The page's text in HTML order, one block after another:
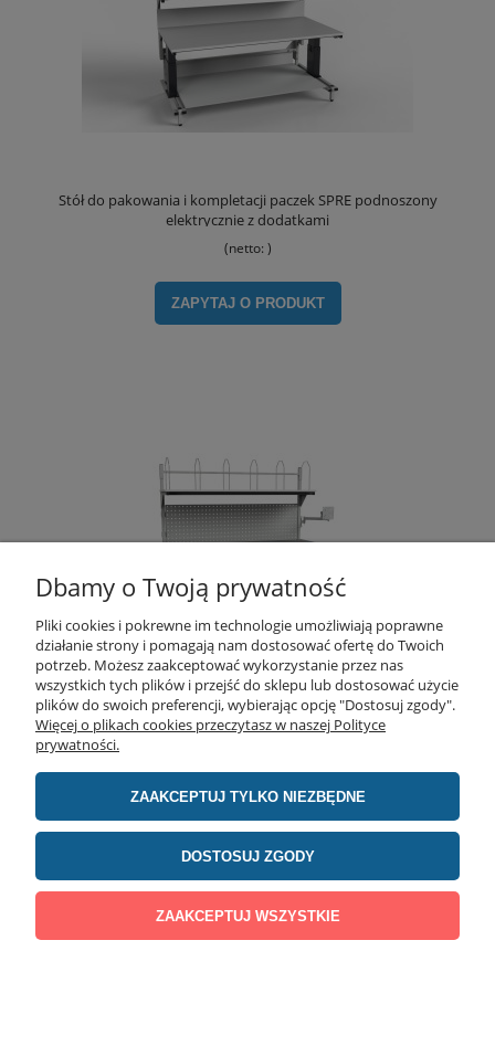
Stół do pakowania i kompletacji paczek SPRE podnoszony
elektrycznie z dodatkami
(netto: )
ZAPYTAJ O PRODUKT
Stół roboczy SPR do pakowania z regulacją wysokości
(netto:)
Dbamy o Twoją prywatność
Pliki cookies i pokrewne im technologie umożliwiają poprawne
działanie strony i pomagają nam dostosować ofertę do Twoich
potrzeb. Możesz zaakceptować wykorzystanie przez nas
wszystkich tych plików i przejść do sklepu lub dostosować użycie
plików do swoich preferencji, wybierając opcję "Dostosuj zgody".
Więcej o plikach cookies przeczytasz w naszej Polityce
prywatności.
ZAAKCEPTUJ TYLKO NIEZBĘDNE
DOSTOSUJ ZGODY
ZAAKCEPTUJ WSZYSTKIE